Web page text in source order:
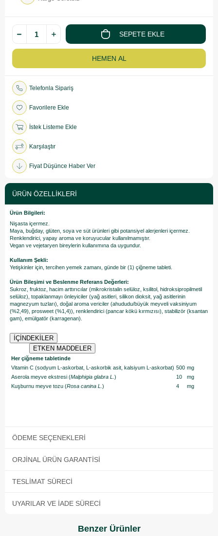
Telefonla Sipariş
Favorilere Ekle
İstek Listeme Ekle
Karşılaştır
Fiyat Düşünce Haber Ver
ÜRÜN ÖZELLIKLERI
Ürün Bilgileri:
Nişasta içermez.
Maya, buğday, glüten, soya ve süt ürünleri gibi potansiyel alerjenleri içermez.
Renklendirici, yapay aroma ve koruyucular kullanılmamıştır.
Vegan ve vejetaryen bireylerin kullanımına da uygundur.
Kullanım Şekli:
Yetişkinler için, tercihen yemek zamanı, günde bir (1) çiğneme tableti.
Ürün Bileşimi ve Beslenme Referans Değerleri:
Sukroz, fruktoz, hacim arttırıcılar (mikrokristalin selüloz, ksilitol, hidroksipropilmetil
selüloz), topaklanmayı önleyiciler (yağ asitleri, silikon dioksit, yağ asitlerinin
magnezyum tuzları), doğal aroma vericiler (ahududu/büyük meyveli vaksiniyum
(%2,49), prosweet (%1,4)), renklendirici (pancar kökü kırmızısı), stabilizör (ksantan
gam), emülgatör (karragenan).
İÇİNDEKİLER
ETKEN MADDELER
Her çiğneme tabletinde
Vitamin C (sodyum L-askorbat, L-askorbik asit, kalsiyum L-askorbat) 500 mg
Aserola meyve ekstresi (Malphigia glabra L. ) 10
mg
Kuşburnu meyve tozu (Rosa canina L. ) 4 mg
ÖDEME SEÇENEKLERI
ORJINAL ÜRÜN GARANTISI
TESLIMAT SÜRECI
UYARILAR VE İADE SÜRECI
Benzer Ürünler